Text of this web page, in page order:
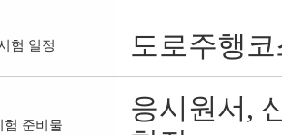
험 일정 도로주행
험 준비물
응시원서,